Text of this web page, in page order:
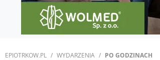
EPIOTRKOW.PL WYDARZENIA PO GODZINACH